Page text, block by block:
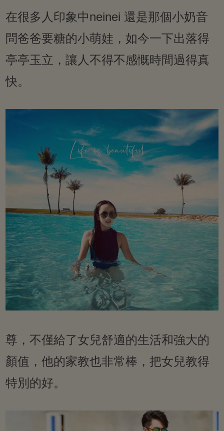
在很多人印象中neinei 還是那個小奶音
問爸爸要糖的小萌娃，如今一下出落得
亭亭玉立，讓人不得不感慨時間過得真
快。
尊，不僅給了女兒舒適的生活和強大的
顏值，他的家教也非常棒，把女兒教得
特別的好。